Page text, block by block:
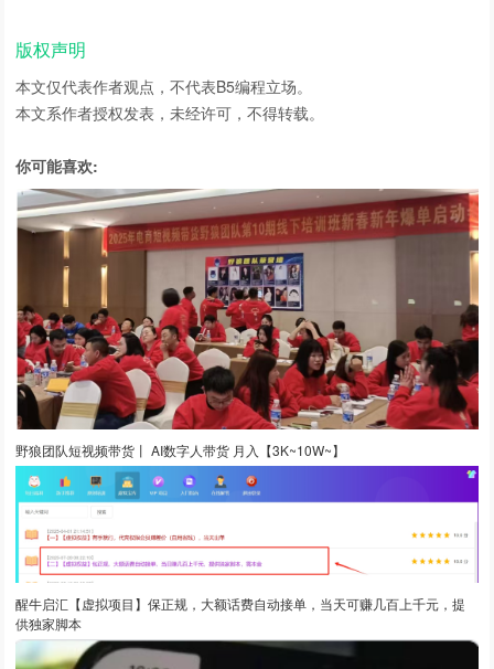
版权声明
本文仅代表作者观点，不代表B5编程立场。
本文系作者授权发表，未经许可，不得转载。
你可能喜欢:
野狼团队短视频带货丨 AI数字人带货 月入【3K~10W~】
醒牛启汇【虚拟项目】保正规，大额话费自动接单，当天可赚几百上千元，提
供独家脚本